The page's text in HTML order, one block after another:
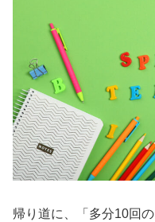
帰り道に、「多分10回